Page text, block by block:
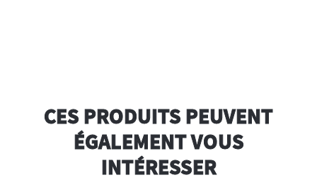
CES PRODUITS PEUVENT
ÉGALEMENT VOUS
INTÉRESSER